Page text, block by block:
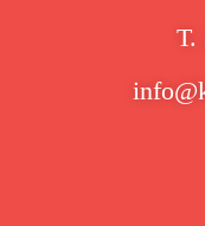
Τ.